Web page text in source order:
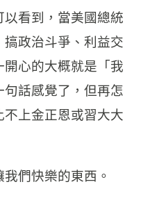
看到，當美國總統
政治斗爭、利益交
心的大概就是「我
話感覺了，但再怎
上金正恩或習大大
們快樂的東西。